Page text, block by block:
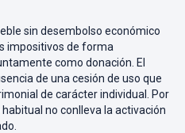
sin desembolso económico
impositivos de forma
como donación. El
de una cesión de uso que
de carácter individual. Por
no conlleva la activación